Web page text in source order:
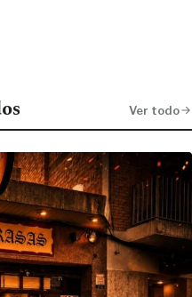
Ver todo